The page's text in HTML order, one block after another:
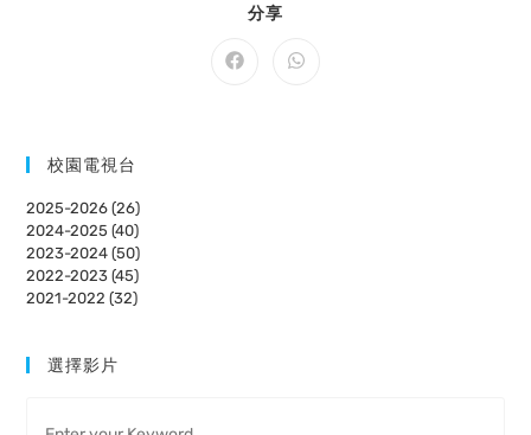
分享
CONTENT
Opens
Opens
校園電視台
2025-2026 (26)
2024-2025 (40)
2023-2024 (50)
2022-2023 (45)
2021-2022 (32)
選擇影片